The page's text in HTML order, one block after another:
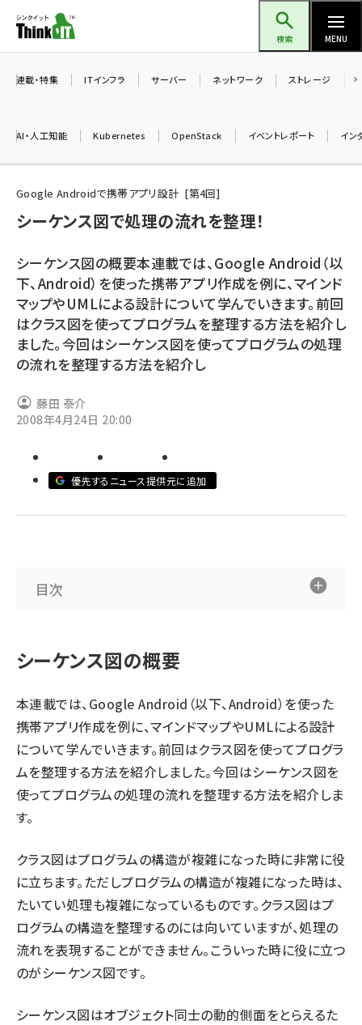
ン
ツ
検索 MENU
加藤銘のチーム貢献～仲間と築いた勝利の絆～ (2287)
北海道をのんびり旅する晴山佳須夫のヒント集！ (2000)
drupal (1921)
genai (1464)
ai crunch (1336)
連載・特集 ITインフラ サーバー ネットワーク ストレージ
AI・人工知能 Kubernetes OpenStack イベントレポート イン
Google Androidで携帯アプリ設計 第4回
シーケンス図で処理の流れを整理！
シーケンス図の概要本連載では、Google Android（以
下、Android）を使った携帯アプリ作成を例に、マインド
マップやUMLによる設計について学んでいきます。前回
はクラス図を使ってプログラムを整理する方法を紹介し
ました。今回はシーケンス図を使ってプログラムの処理
の流れを整理する方法を紹介し
藤田 泰介
2008年4月24日 20:00
優先するニュース提供元に追加
目次
シーケンス図の概要
本連載では、Google Android（以下、Android）を使った
携帯アプリ作成を例に、マインドマップやUMLによる設計
について学んでいきます。前回はクラス図を使ってプログラ
ムを整理する方法を紹介しました。今回はシーケンス図を
使ってプログラムの処理の流れを整理する方法を紹介しま
す。
クラス図はプログラムの構造が複雑になった時に非常に役
に立ちます。ただしプログラムの構造が複雑になった時は、
たいてい処理も複雑になっているものです。クラス図はプ
ログラムの構造を整理するのには向いていますが、処理の
流れを表現することができません。こういった時に役に立つ
のがシーケンス図です。
シーケンス図はオブジェクト同士の動的側面をとらえるた